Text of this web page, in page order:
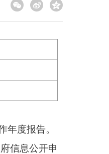
年度报告。
信息公开申